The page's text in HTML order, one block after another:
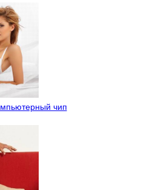
чип